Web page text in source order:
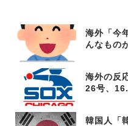
「クセでスタートを切られてい
海外「今
んなもの
海外の反
26号、
韓国人「